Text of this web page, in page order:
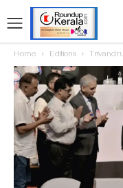
Home Editions